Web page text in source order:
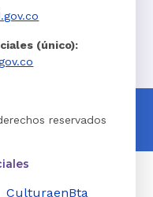
(único):
reservados
CulturaenBta